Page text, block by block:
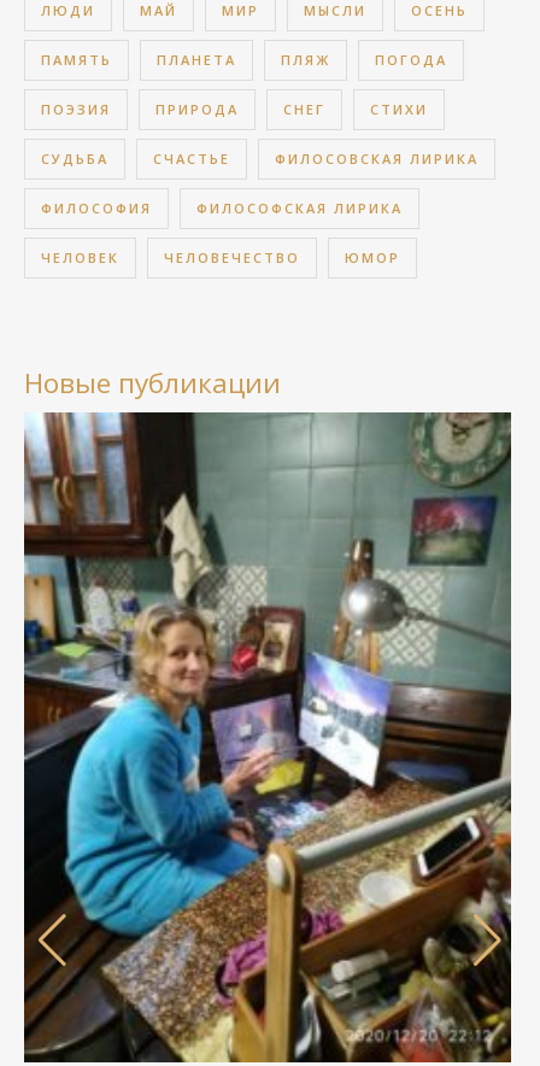
ЛЮДИ МАЙ МИР МЫСЛИ ОСЕНЬ
ПАМЯТЬ ПЛАНЕТА ПЛЯЖ ПОГОДА
ПОЭЗИЯ ПРИРОДА СНЕГ СТИХИ
СУДЬБА СЧАСТЬЕ ФИЛОСОВСКАЯ ЛИРИКА
ФИЛОСОФИЯ ФИЛОСОФСКАЯ ЛИРИКА
ЧЕЛОВЕК ЧЕЛОВЕЧЕСТВО ЮМОР
Новые публикации